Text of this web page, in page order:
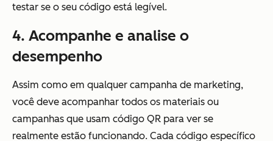
testar se o seu código está legível.
4. Acompanhe e analise o
desempenho
Assim como em qualquer campanha de marketing,
você deve acompanhar todos os materiais ou
campanhas que usam código QR para ver se
realmente estão funcionando. Cada código específico